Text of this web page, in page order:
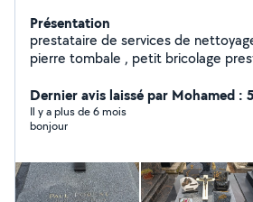
Présentation
prestataire de services de
pierre tombale , petit bricolage
à votre service avec bienveillance
satisfaction. mes valeur sont respect ,sincérité, et
dignité .
Dernier avis laissé par Mohamed :
Il y a plus de 6 mois
bonjour